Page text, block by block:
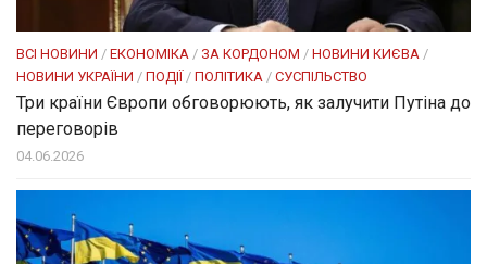
ВСІ НОВИНИ / ЕКОНОМІКА / ЗА КОРДОНОМ / НОВИНИ КИЄВА /
НОВИНИ УКРАЇНИ / ПОДІЇ / ПОЛІТИКА / СУСПІЛЬСТВО
Три країни Європи обговорюють, як залучити Путіна до
переговорів
04.06.2026